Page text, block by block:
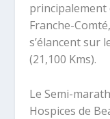
Franche-
s’élancent sur
(21,100 Kms).
Le Semi-
Hospices de